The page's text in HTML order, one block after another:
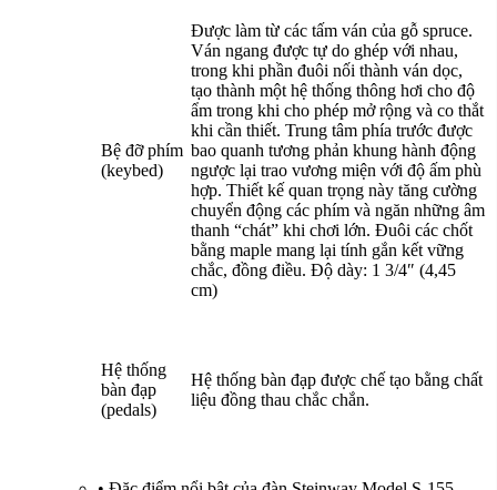
Bệ đỡ phím
(keybed)
Được làm từ các tấm ván của gỗ spruce.
Ván ngang được tự do ghép với nhau,
trong khi phần đuôi nối thành ván dọc,
tạo thành một hệ thống thông hơi cho độ
ẩm trong khi cho phép mở rộng và co thắt
khi cần thiết. Trung tâm phía trước được
bao quanh tương phản khung hành động
ngược lại trao vương miện với độ ấm phù
hợp. Thiết kế quan trọng này tăng cường
chuyển động các phím và ngăn những âm
thanh “chát” khi chơi lớn. Đuôi các chốt
bằng maple mang lại tính gắn kết vững
chắc, đồng điều. Độ dày: 1 3/4″ (4,45
cm)
Hệ thống
bàn đạp
(pedals)
Hệ thống bàn đạp được chế tạo bằng chất
liệu đồng thau chắc chắn.